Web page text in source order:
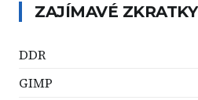
ZAJÍMAVÉ ZKRATKY
DDR
GIMP